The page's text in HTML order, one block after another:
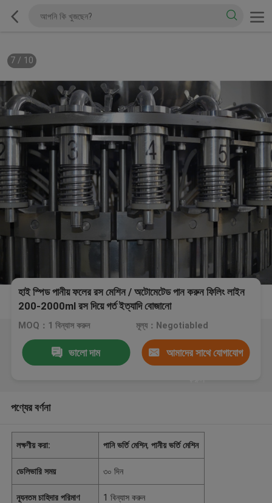
7/ 10
হাই স্পিড পানীয় ফলের রস মেশিন / অটোমেটেড পান করুন ফিলিং লাইন
200-2000ml রস দিয়ে গর্ত ইত্যাদি বোজানো
MOQ：1 বিন্যাস করুন মূল্য：Negotiabled
ভালো দাম আমাদের সাথে যোগাযোগ
পণ্যের বর্ণনা
লক্ষণীয় করা: পানি ভর্তি মেশিন,পানীয় ভর্তি মেশিন
ডেলিভারি সময় ৩০ দিন
ন্যূনতম চাহিদার পরিমাণ 1 বিন্যাস করুন